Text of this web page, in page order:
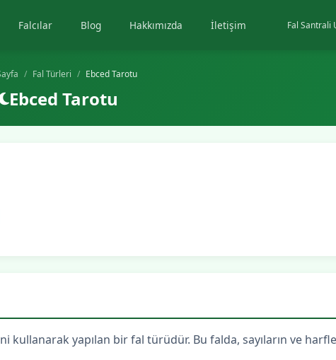
Falcılar Blog Hakkımızda İletişim Fal Santrali
Fal Türleri Ebced Tarotu
Ebced Tarotu
yapılan bir fal türüdür. Bu falda, sayıların ve